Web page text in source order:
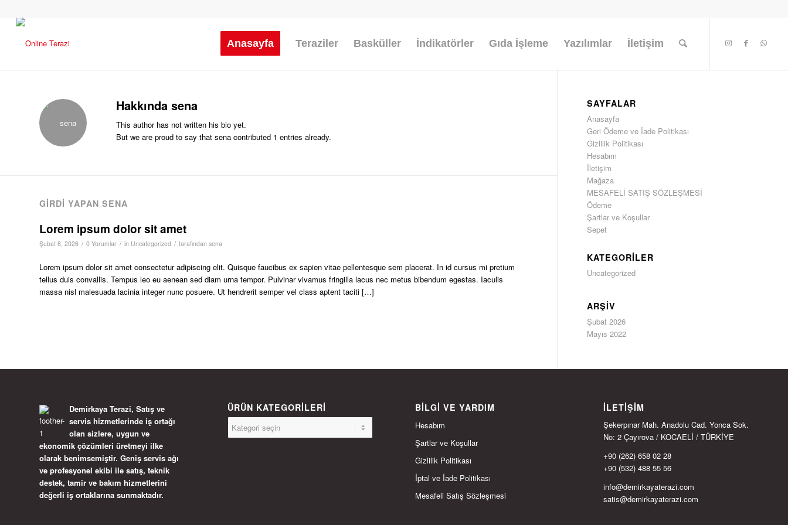
Anasayfa Teraziler Basküller İndikatörler Gıda İşleme Yazılımlar İletişim
Hakkında sena
This author has not written his bio yet.
But we are proud to say that sena contributed 1 entries already.
GIRDI YAPAN SENA
Lorem ipsum dolor sit amet
Şubat 8, 2026 / 0 Yorumlar / in Uncategorized / tarafından sena
Lorem ipsum dolor sit amet consectetur adipiscing elit. Quisque faucibus ex sapien vitae pellentesque sem placerat. In id cursus mi pretium
tellus duis convallis. Tempus leo eu aenean sed diam urna tempor. Pulvinar vivamus fringilla lacus nec metus bibendum egestas. Iaculis
massa nisl malesuada lacinia integer nunc posuere. Ut hendrerit semper vel class aptent taciti […]
SAYFALAR
Anasayfa
Geri Ödeme ve İade Politikası
Gizlilik Politikası
Hesabım
İletişim
Mağaza
MESAFELİ SATIŞ SÖZLEŞMESİ
Ödeme
Şartlar ve Koşullar
Sepet
KATEGORILER
Uncategorized
ARŞIV
Şubat 2026
Mayıs 2022
Demirkaya Terazi, Satış ve
servis hizmetlerinde iş ortağı
olan sizlere, uygun ve
ekonomik çözümleri üretmeyi ilke
olarak benimsemiştir. Geniş servis ağı
ve profesyonel ekibi ile satış, teknik
destek, tamir ve bakım hizmetlerini
değerli iş ortaklarına sunmaktadır.
ÜRÜN KATEGORILERI BILGI VE YARDIM
Hesabım
Şartlar ve Koşullar
Gizlilik Politikası
İptal ve İade Politikası
Mesafeli Satış Sözleşmesi
İLETIŞIM
Şekerpınar Mah. Anadolu Cad. Yonca Sok.
No: 2 Çayırova / KOCAELİ / TÜRKİYE
+90 (262) 658 02 28
+90 (532) 488 55 56
info@demirkayaterazi.com
satis@demirkayaterazi.com